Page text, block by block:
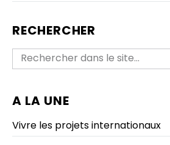
RECHERCHER
A LA UNE
Vivre les projets internationaux